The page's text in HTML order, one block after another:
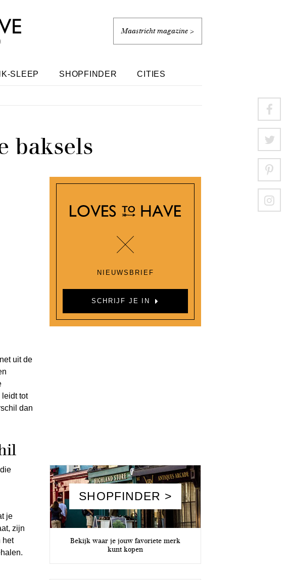
Maastricht magazine >
SLEEP SHOPFINDER CITIES
baksels
uit de
leidt tot
dan
je
zijn
het
NIEUWSBRIEF
SCHRIJF JE IN
SHOPFINDER >
Bekijk waar je jouw favoriete merk
kunt kopen